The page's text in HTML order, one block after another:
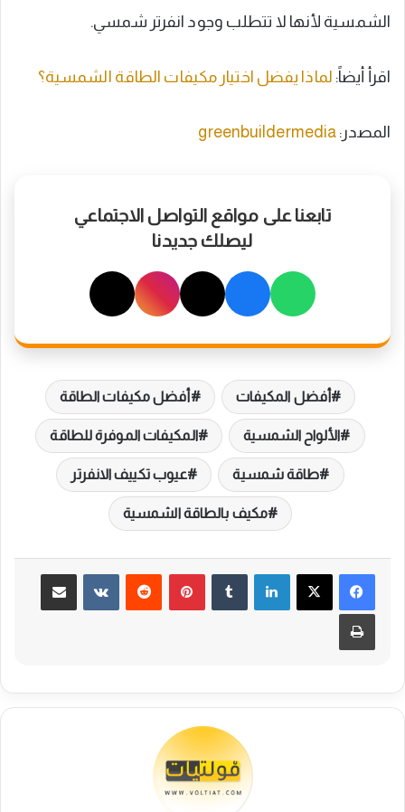
الشمسية لأنها لا تتطلب وجود انفرتر شمسي.
اقرأ أيضاً: لماذا يفضل اختيار مكيفات الطاقة الشمسية؟
المصدر: greenbuildermedia
تابعنا على مواقع التواصل الاجتماعي
ليصلك جديدنا
أفضل المكيفات أفضل مكيفات الطاقة
الألواح الشمسية المكيفات الموفرة للطاقة
طاقة شمسية عيوب تكييف الانفرتر
مكيف بالطاقة الشمسية
لينكدإن بينتيريست مشاركة عبر البريد
طباعة